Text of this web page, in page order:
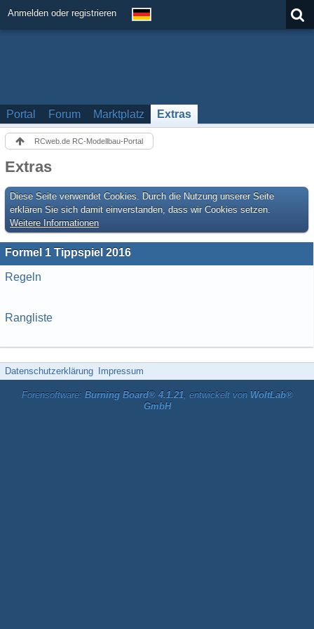
Anmelden oder registrieren
Portal Forum Marktplatz Extras
RCweb.de RC-Modellbau-Portal
Extras
Diese Seite verwendet Cookies. Durch die Nutzung unserer Seite
erklären Sie sich damit einverstanden, dass wir Cookies setzen.
Weitere Informationen
Formel 1 Tippspiel 2016
Regeln
Rangliste
Datenschutzerklärung Impressum
Forensoftware: Burning Board® 4.1.21, entwickelt von WoltLab®
GmbH